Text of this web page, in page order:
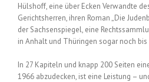
Hülshoff, eine über Ecken Verwandte
Gerichtsherren, ihren Roman „Die
der Sachsenspiegel, eine
in Anhalt und Thüringen sogar noch
In 27 Kapiteln und knapp 200 Seiten
1966 abzudecken, ist eine Leistung –